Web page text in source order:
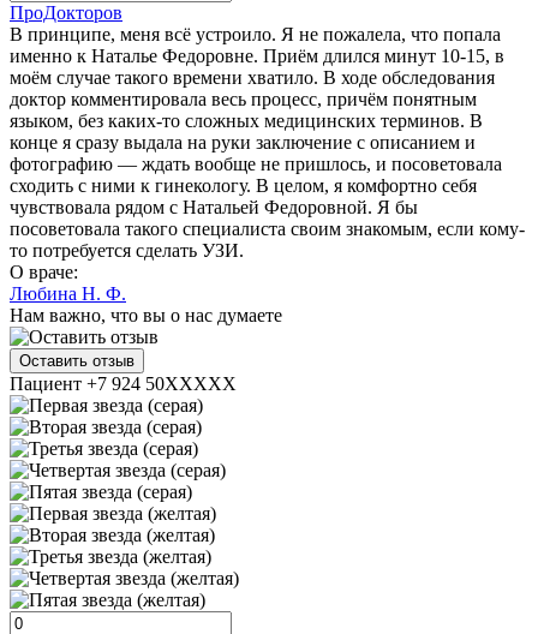
ПроДокторов
В принципе, меня всё устроило. Я не пожалела, что попала
именно к Наталье Федоровне. Приём длился минут 10-15, в
моём случае такого времени хватило. В ходе обследования
доктор комментировала весь процесс, причём понятным
языком, без каких-то сложных медицинских терминов. В
конце я сразу выдала на руки заключение с описанием и
фотографию — ждать вообще не пришлось, и посоветовала
сходить с ними к гинекологу. В целом, я комфортно себя
чувствовала рядом с Натальей Федоровной. Я бы
посоветовала такого специалиста своим знакомым, если кому-
то потребуется сделать УЗИ.
О враче:
Любина Н. Ф.
Нам важно, что вы о нас думаете
Оставить отзыв
Пациент +7 924 50XXXXX